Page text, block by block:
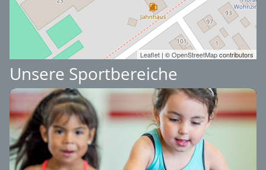
Leaflet | ©OpenStreetMapcontributors
Unsere Sportbereiche